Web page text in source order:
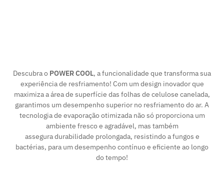
Descubra o POWER COOL, a funcionalidade que transforma sua
experiência de resfriamento! Com um design inovador que
maximiza a área de superfície das folhas de celulose canelada,
garantimos um desempenho superior no resfriamento do ar. A
tecnologia de evaporação otimizada não só proporciona um
ambiente fresco e agradável, mas também
assegura durabilidade prolongada, resistindo a fungos e
bactérias, para um desempenho contínuo e eficiente ao longo
do tempo!